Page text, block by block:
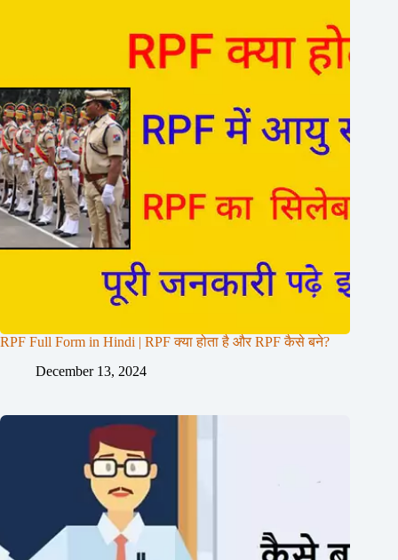
RPF Full Form in Hindi | RPF क्या होता है और RPF कैसे बने?
December 13, 2024